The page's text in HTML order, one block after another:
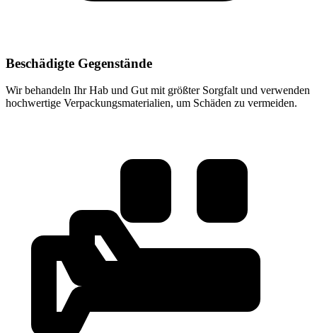
Beschädigte Gegenstände
Wir behandeln Ihr Hab und Gut mit größter Sorgfalt und verwenden
hochwertige Verpackungsmaterialien, um Schäden zu vermeiden.